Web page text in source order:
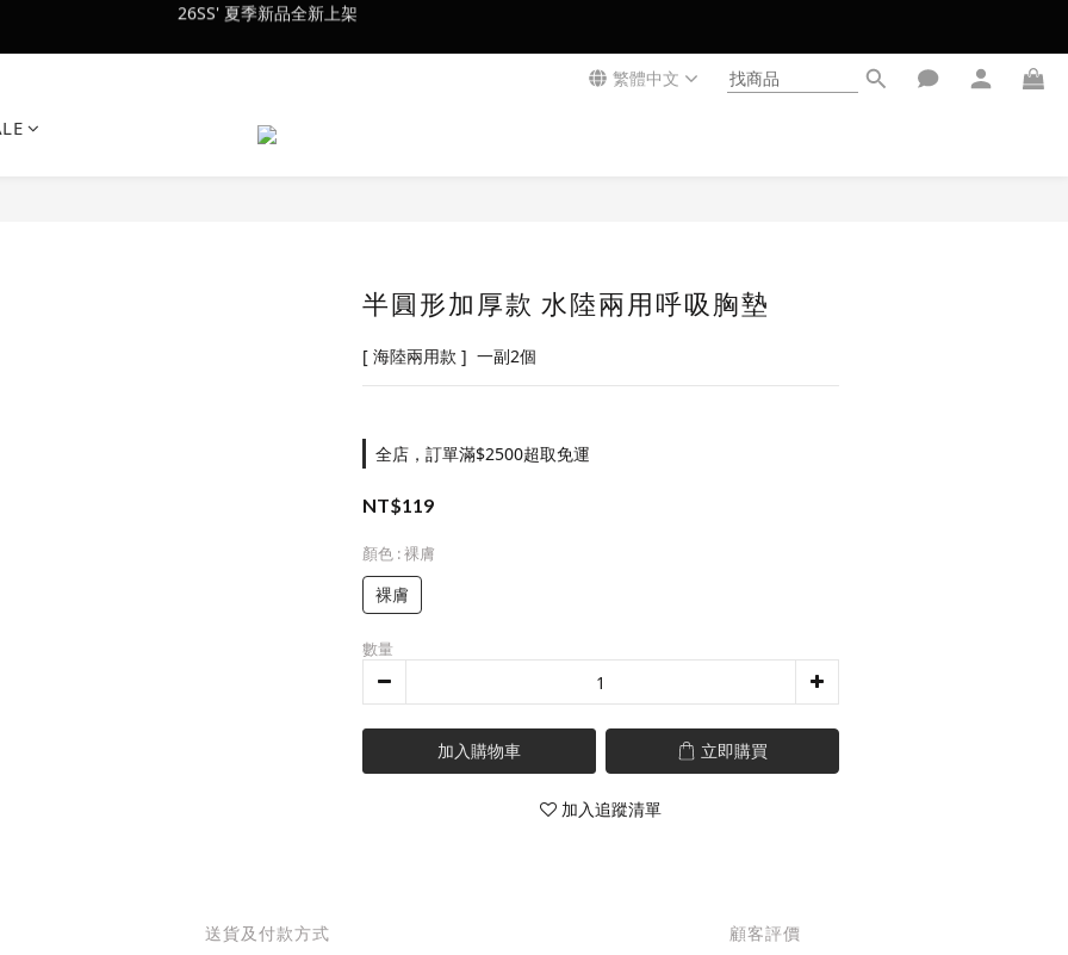
會員訂單滿$2500超取免運
繁體中文
半圓形加厚款 水陸兩用呼吸胸墊
[ 海陸兩用款 ]  一副2個
全店，訂單滿$2500超取免運
NT$119
顏色 : 裸膚
裸膚
數量
加入購物車 立即購買
加入追蹤清單
送貨及付款方式 顧客評價